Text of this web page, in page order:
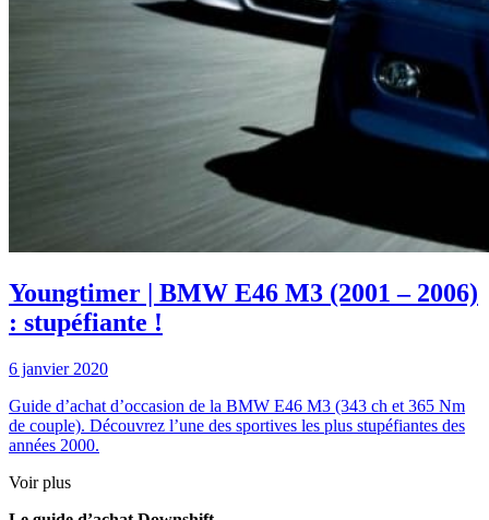
Youngtimer | BMW E46 M3 (2001 – 2006)
: stupéfiante !
6 janvier 2020
Guide d’achat d’occasion de la BMW E46 M3 (343 ch et 365 Nm
de couple). Découvrez l’une des sportives les plus stupéfiantes des
années 2000.
Voir plus